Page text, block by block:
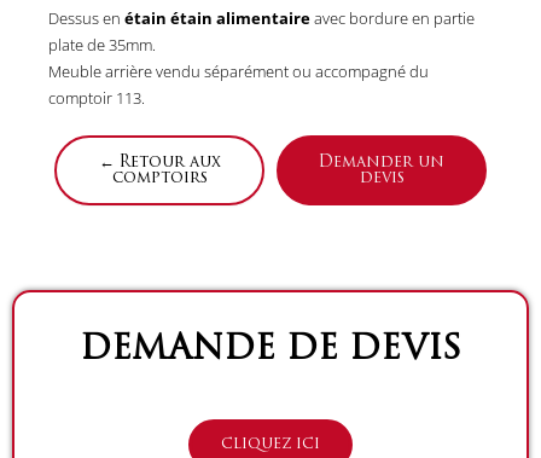
Dessus en étain étain alimentaireavec bordure en partie
plate de 35mm.
Meuble arrière vendu séparément ou accompagné du
comptoir 113.
← Retour aux
comptoirs
Demander un
devis
DEMANDE DE DEVIS
CLIQUEZ ICI